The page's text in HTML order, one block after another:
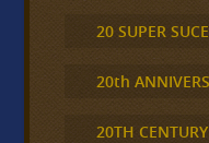
20 SUPER
20th
20TH